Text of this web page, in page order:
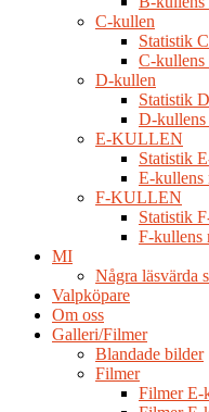
C-kullen
Statistik
C-kullens
D-kullen
Statistik
D-kullens
E-KULLEN
Statistik
E-kullens
F-KULLEN
Statistik
F-kullens
MI
Några läsvärda
Valpköpare
Om oss
Galleri/Filmer
Blandade bilder
Filmer
Filmer E-